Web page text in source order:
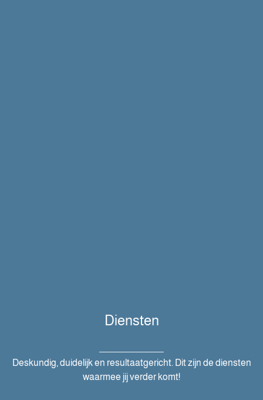
Diensten
Deskundig, duidelijk en resultaatgericht. Dit zijn de diensten
waarmee jij verder komt!